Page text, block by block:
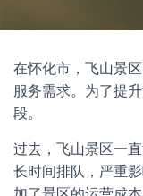
在怀化市，飞山景
服务需求。为了提
段。
过去，飞山景区一
长时间排队，严重